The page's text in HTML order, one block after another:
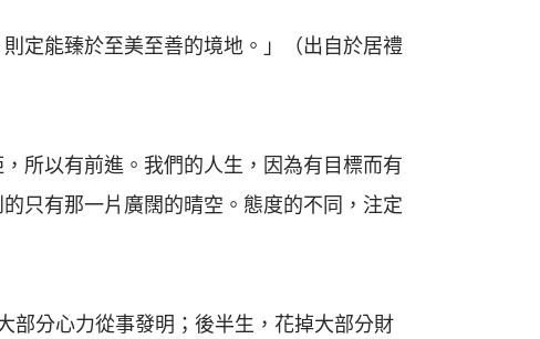
定能臻於至美至善的境地。」（出自於居禮
所以有前進。我們的人生，因為有目標而有
只有那一片廣闊的晴空。態度的不同，注定
分心力從事發明；後半生，花掉大部分財